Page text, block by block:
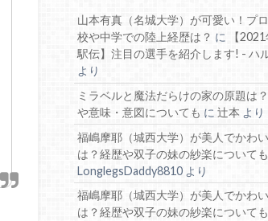
山本有真（名城大学）が可愛い！プ
校や中学での陸上経歴は？ に
【
駅伝】注目の選手を紹介します! - ハ
より
ミラベルと魔法だらけの家の原題は
や意味・意図についても に辻本 より
福嶋摩耶（城西大学）が美人でかわ
は？経歴や双子の妹の紗楽についても
LonglegsDaddy8810 より
福嶋摩耶（城西大学）が美人でかわ
は？経歴や双子の妹の紗楽についても